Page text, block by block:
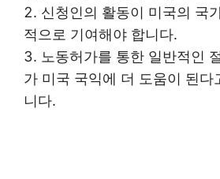
신청인의 활동이 미국의 국
적으로 기여해야 합니다.
노동허가를 통한 일반적인
가 미국 국익에 더 도움이 된다
니다.